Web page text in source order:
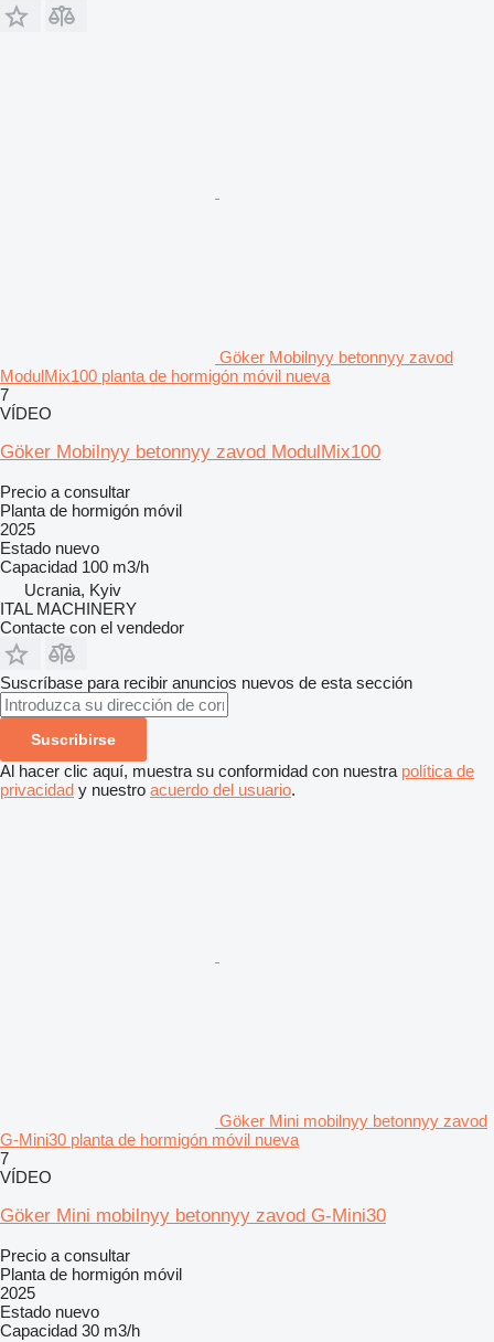
Göker Mobilnyy betonnyy zavod
ModulMix100 planta de hormigón móvil nueva
7
VÍDEO
Göker Mobilnyy betonnyy zavod ModulMix100
Precio a consultar
Planta de hormigón móvil
2025
Estado nuevo
Capacidad 100 m3/h
Ucrania, Kyiv
ITAL MACHINERY
Contacte con el vendedor
Suscríbase para recibir anuncios nuevos de esta sección
Suscribirse
Al hacer clic aquí, muestra su conformidad con nuestra política de
privacidad y nuestro acuerdo del usuario.
Göker Mini mobilnyy betonnyy zavod
G-Mini30 planta de hormigón móvil nueva
7
VÍDEO
Göker Mini mobilnyy betonnyy zavod G-Mini30
Precio a consultar
Planta de hormigón móvil
2025
Estado nuevo
Capacidad 30 m3/h